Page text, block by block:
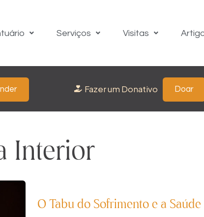
Serviços Visitas
Fazer um Donativo Doar
Interior
O Tabu do Sofrimento e a